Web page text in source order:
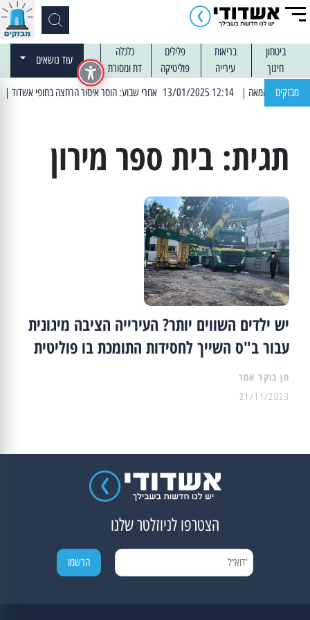
ביטחון בריאות פלילים
כלכלה
חינוך
עירייה פוליטיקה דת ומסורת
עוד נושאים
מבזקים | 12:14 13/01/2025 אחרי שבוע: הוסר איסור הרחצה בחופי אשדוד | 13:04 14/01/2025 עובדים בלילות: עבודות קרצוף וריבוד אספלט
תגית: בית ספר מירון
יש ילדים השווים יותר? העירייה הציבה מיגונית
עבור ב"ס השייך לחסידות התומכת בו פוליטית
21/11/2023
הצטרפו לניוזלטר שלנו